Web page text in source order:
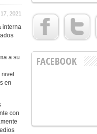
2021
interna
a su
en
con
FACEBOOK